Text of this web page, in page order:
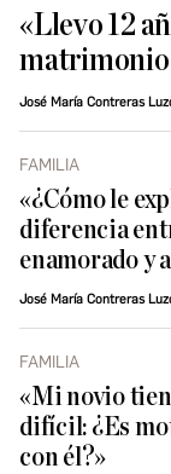
«Llevo 12
matrimonio
José María Contreras
FAMILIA
«¿Cómo le
diferencia
enamorado y
José María Contreras
FAMILIA
«Mi novio
difícil: ¿Es
con él?»